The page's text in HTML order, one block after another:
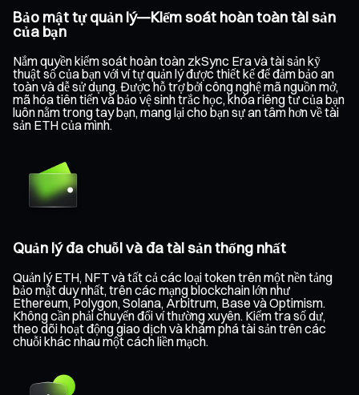
Bảo mật tự quản lý—Kiểm soát hoàn toàn tài sản
của bạn
Nắm quyền kiểm soát hoàn toàn zkSync Era và tài sản kỹ
thuật số của bạn với ví tự quản lý được thiết kế để đảm bảo an
toàn và dễ sử dụng. Được hỗ trợ bởi công nghệ mã nguồn mở,
mã hóa tiên tiến và bảo vệ sinh trắc học, khóa riêng tư của bạn
luôn nằm trong tay bạn, mang lại cho bạn sự an tâm hơn về tài
sản ETH của mình.
Quản lý đa chuỗi và đa tài sản thống nhất
Quản lý ETH, NFT và tất cả các loại token trên một nền tảng
bảo mật duy nhất, trên các mạng blockchain lớn như
Ethereum, Polygon, Solana, Arbitrum, Base và Optimism.
Không cần phải chuyển đổi ví thường xuyên. Kiểm tra số dư,
theo dõi hoạt động giao dịch và khám phá tài sản trên các
chuỗi khác nhau một cách liền mạch.